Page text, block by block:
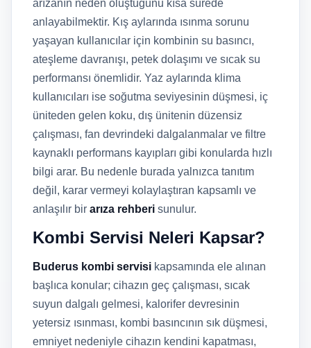
arızanın neden oluştuğunu kısa sürede
anlayabilmektir. Kış aylarında ısınma sorunu
yaşayan kullanıcılar için kombinin su basıncı,
ateşleme davranışı, petek dolaşımı ve sıcak su
performansı önemlidir. Yaz aylarında klima
kullanıcıları ise soğutma seviyesinin düşmesi, iç
üniteden gelen koku, dış ünitenin düzensiz
çalışması, fan devrindeki dalgalanmalar ve filtre
kaynaklı performans kayıpları gibi konularda hızlı
bilgi arar. Bu nedenle burada yalnızca tanıtım
değil, karar vermeyi kolaylaştıran kapsamlı ve
anlaşılır bir arıza rehberi sunulur.
Kombi Servisi Neleri Kapsar?
Buderus kombi servisi kapsamında ele alınan
başlıca konular; cihazın geç çalışması, sıcak
suyun dalgalı gelmesi, kalorifer devresinin
yetersiz ısınması, kombi basıncının sık düşmesi,
emniyet nedeniyle cihazın kendini kapatması,